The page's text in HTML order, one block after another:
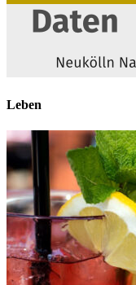
Leben